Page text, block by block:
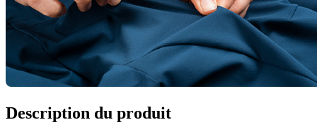
Description du produit